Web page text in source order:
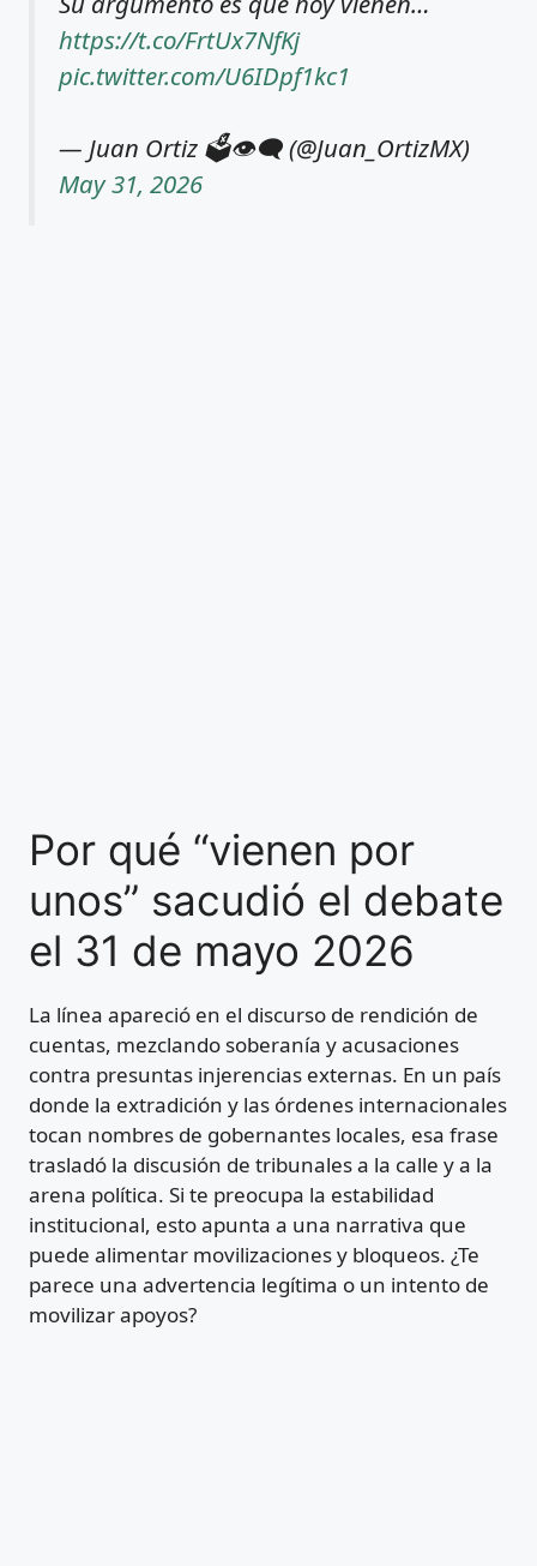
https://t.co/FrtUx7NfKj
pic.twitter.com/U6IDpf1kc1
— Juan Ortiz 🗳️👁‍🗨 (@Juan_OrtizMX)
May 31, 2026
Por qué “vienen por
unos” sacudió el debate
el 31 de mayo 2026
La línea apareció en el discurso de rendición de
cuentas, mezclando soberanía y acusaciones
contra presuntas injerencias externas. En un país
donde la extradición y las órdenes internacionales
tocan nombres de gobernantes locales, esa frase
trasladó la discusión de tribunales a la calle y a la
arena política. Si te preocupa la estabilidad
institucional, esto apunta a una narrativa que
puede alimentar movilizaciones y bloqueos. ¿Te
parece una advertencia legítima o un intento de
movilizar apoyos?